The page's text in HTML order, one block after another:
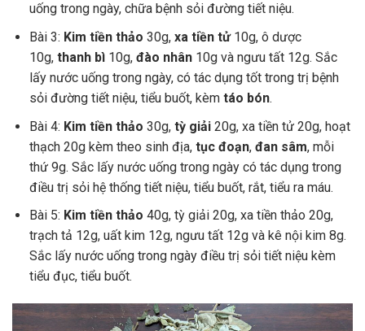
uống trong ngày, chữa bệnh sỏi đường tiết niệu.
Bài 3: Kim tiền thảo 30g, xa tiền tử10g, ô dược
10g,thanh bì10g, đào nhân10g và ngưu tất 12g. Sắc
lấy nước uống trong ngày, có tác dụng tốt trong trị bệnh
sỏi đường tiết niệu, tiểu buốt, kèm táo bón.
Bài 4: Kim tiền thảo 30g,tỳ giải20g, xa tiền tử 20g, hoạt
thạch 20g kèm theo sinh địa, tục đoạn, đan sâm, mỗi
thứ 9g. Sắc lấy nước uống trong ngày có tác dụng trong
điều trị sỏi hệ thống tiết niệu, tiểu buốt, rắt, tiểu ra máu.
Bài 5: Kim tiền thảo 40g, tỳ giải 20g, xa tiền thảo 20g,
trạch tả 12g, uất kim 12g, ngưu tất 12g và kê nội kim 8g.
Sắc lấy nước uống trong ngày điều trị sỏi tiết niệu kèm
tiểu đục, tiểu buốt.